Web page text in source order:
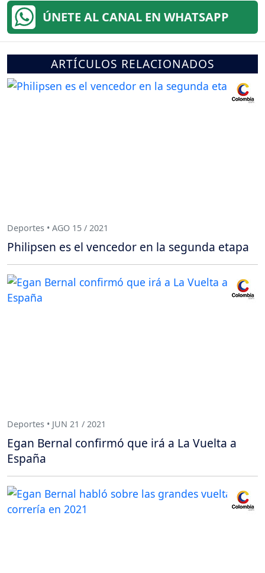
ÚNETE AL CANAL EN WHATSAPP
ARTÍCULOS RELACIONADOS
Deportes • AGO 15 / 2021
Philipsen es el vencedor en la segunda etapa
Deportes • JUN 21 / 2021
Egan Bernal confirmó que irá a La Vuelta a
España